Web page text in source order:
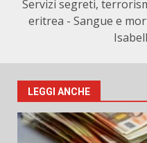
Servizi segreti,
eritrea - Sangue e
LEGGI ANCHE